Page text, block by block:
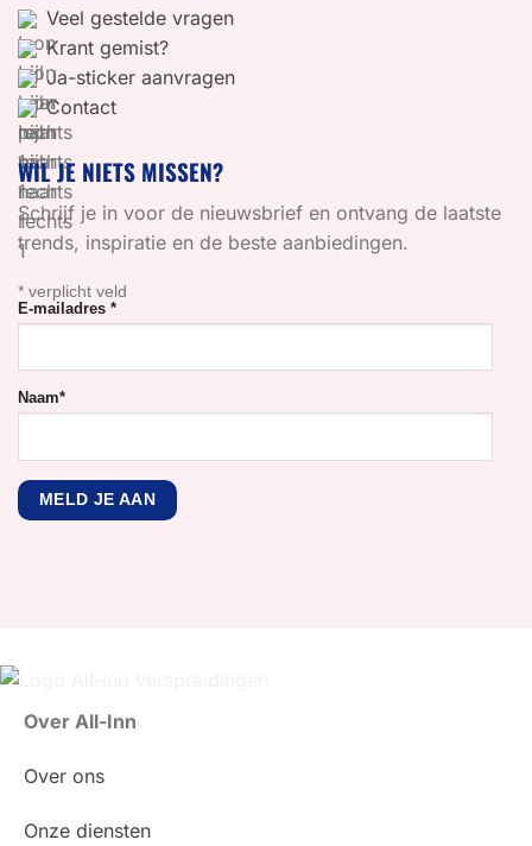
Veel gestelde vragen
Krant gemist?
Ja-sticker aanvragen
Contact
WIL JE NIETS MISSEN?
Schrijf je in voor de nieuwsbrief en ontvang de laatste
trends, inspiratie en de beste aanbiedingen.
* verplicht veld
E-mailadres *
Naam*
Over All-Inn
Over ons
Onze diensten